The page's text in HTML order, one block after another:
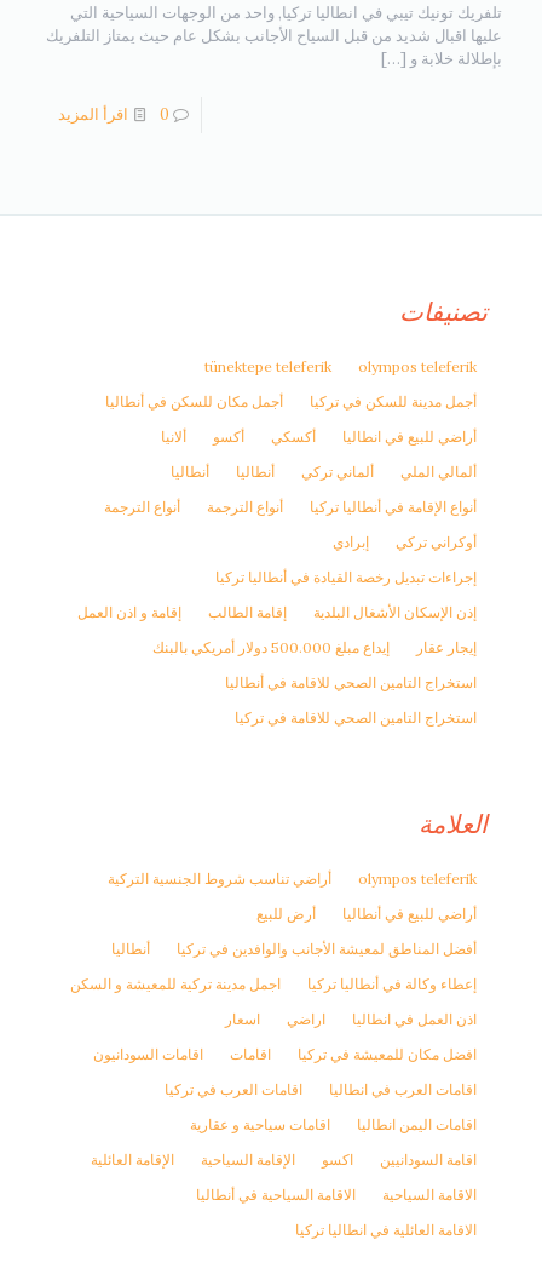
تلفريك تونيك تيبي في انطاليا تركيا, واحد من الوجهات السياحية التي
عليها اقبال شديد من قبل السياح الأجانب بشكل عام حيث يمتاز التلفريك
بإطلالة خلابة و […]
0 اقرأ المزيد
تصنيفات
olympos teleferik
tünektepe teleferik
أجمل مدينة للسكن في تركيا
أجمل مكان للسكن في أنطاليا
أراضي للبيع في انطاليا
أكسكي أكسو
ألانيا
ألمالي الملي
ألماني تركي أنطاليا
أنطاليا
أنواع الإقامة في أنطاليا تركيا
أنواع الترجمة
أنواع الترجمة
أوكراني تركي
إبرادي
إجراءات تبديل رخصة القيادة في أنطاليا تركيا
إذن الإسكان الأشغال البلدية
إقامة الطالب
إقامة و اذن العمل
إيجار عقار
إيداع مبلغ 500.000 دولار أمريكي بالبنك
استخراج التامين الصحي للاقامة في أنطاليا
استخراج التامين الصحي للاقامة في تركيا
العلامة
olympos teleferik
أراضي تناسب شروط الجنسية التركية
أراضي للبيع في أنطاليا
أرض للبيع
أفضل المناطق لمعيشة الأجانب والوافدين في تركيا
أنطاليا
إعطاء وكالة في أنطاليا تركيا
اجمل مدينة تركية للمعيشة و السكن
اذن العمل في انطاليا
اراضي
اسعار
افضل مكان للمعيشة في تركيا
اقامات
اقامات السودانيون
اقامات العرب في انطاليا
اقامات العرب في تركيا
اقامات اليمن انطاليا
اقامات سياحية و عقارية
اقامة السودانيين
اكسو الإقامة السياحية
الإقامة العائلية
الاقامة السياحية
الاقامة السياحية في أنطاليا
الاقامة العائلية في انطاليا تركيا